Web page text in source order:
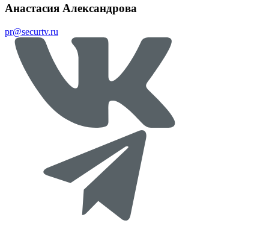
Анастасия Александрова
pr@securtv.ru